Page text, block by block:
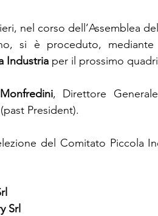
nel corso dell’Assemblea
si è proceduto,
Industria per il prossimo
, Direttore
(past President).
del Comitato Piccola
Srl